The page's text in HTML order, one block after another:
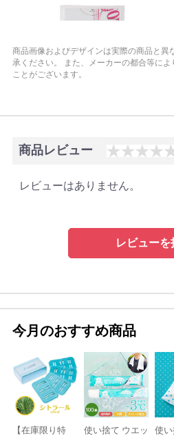
商品画像およびデザインは実際の商品と異
承ください。
また、メーカーの都合等に
ことがございます。
商品レビュー
レビューはありません。
レビューを
今月のおすすめ商品
【在庫限り特
使い捨て ウエッ
使